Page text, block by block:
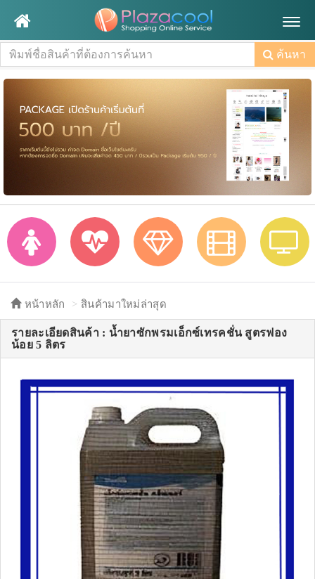
ค้นหา
หน้าหลัก สินค้ามาใหม่ล่าสุด
รายละเอียดสินค้า : น้ำยาซักพรมเอ็กซ์เทรคชั่น สูตรฟอง
น้อย 5 ลิตร